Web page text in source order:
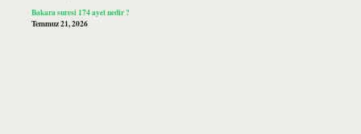
Bakara suresi 174 ayet nedir ?
Temmuz 21, 2026